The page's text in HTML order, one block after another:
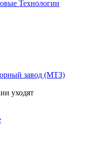
Технологии
завод (МТЗ)
уходят